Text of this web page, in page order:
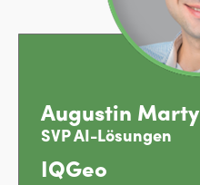
Augustin Marty
SVP AI-Lösungen
IQGeo